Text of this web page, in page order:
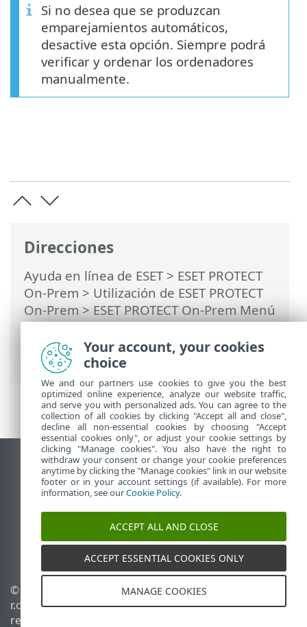
Direcciones
Ayuda en línea de ESET> ESET PROTECT
On-Prem > Utilización de ESET PROTECT
On-Prem>ESET PROTECT On-Prem Menú
principal> Más >Configuración>
Emparejar automáticamente los
ordenadores encontrados
Si no desea que se produzcan
emparejamientos automáticos,
desactive esta opción. Siempre podrá
verificar y ordenar los ordenadores
manualmente.
Ver sitio para ordenador
End of Life
Base de conocimiento de ESET
Foro de ESET
ESET Status Portal
Soporte técnico regional
© 1992 - 2026 ESET, spol. s
r.o. Todos los derechos
reservados.
Administrar cookies
Política de cookies
Your account, your cookies
choice
We and our partners use cookies to give you the best
optimized online experience, analyze our website traffic,
and serve you with personalized ads. You can agree to the
collection of all cookies by clicking "Accept all and close",
decline all non-essential cookies by choosing "Accept
essential cookies only", or adjust your cookie settings by
clicking "Manage cookies". You also have the right to
withdraw your consent or change your cookie preferences
anytime by clicking the "Manage cookies" link in our website
footer or in your account settings (if available). For more
information, see ourCookie Policy.
ACCEPT ALL AND CLOSE
ACCEPT ESSENTIAL COOKIES ONLY
MANAGE COOKIES